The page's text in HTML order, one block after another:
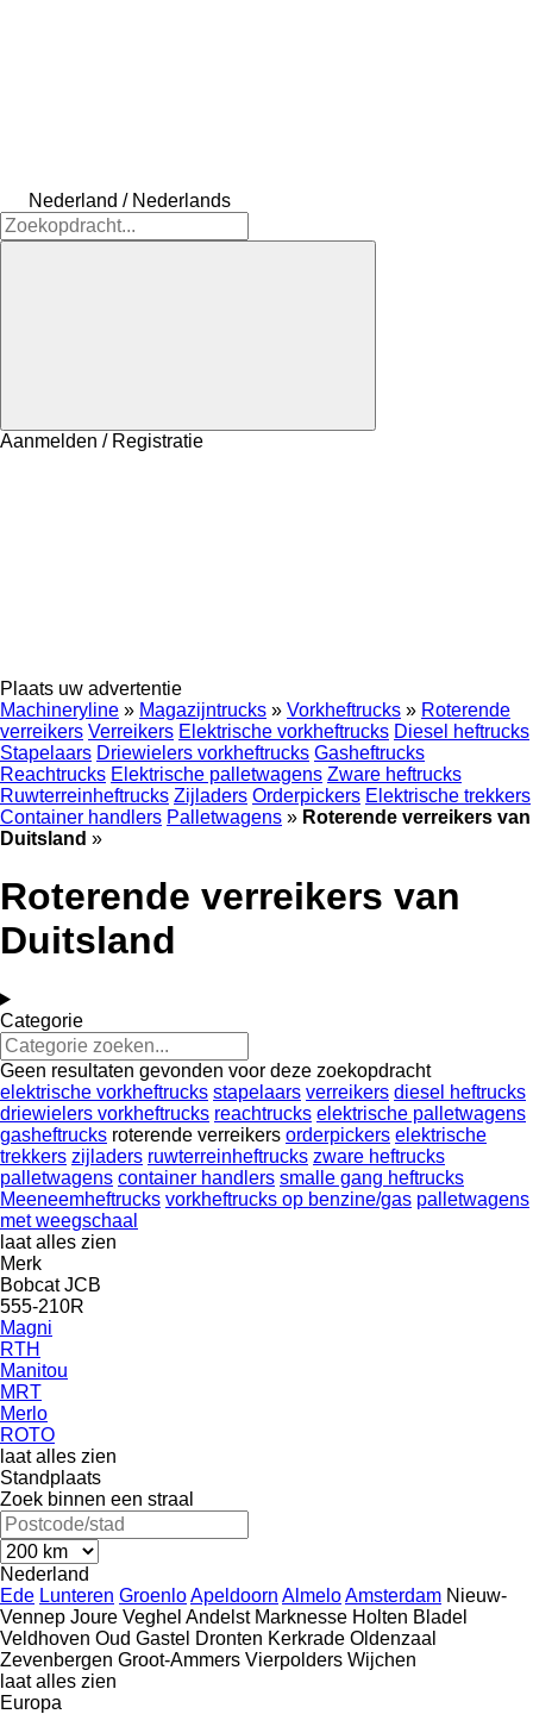
Nederland / Nederlands
Aanmelden / Registratie
Plaats uw advertentie
Machineryline » Magazijntrucks » Vorkheftrucks » Roterende
verreikers Verreikers Elektrische vorkheftrucks Diesel heftrucks
Stapelaars Driewielers vorkheftrucks Gasheftrucks
Reachtrucks Elektrische palletwagens Zware heftrucks
Ruwterreinheftrucks Zijladers Orderpickers Elektrische trekkers
Container handlers Palletwagens » Roterende verreikers van
Duitsland »
Roterende verreikers van
Duitsland
Categorie
Geen resultaten gevonden voor deze zoekopdracht
elektrische vorkheftrucks stapelaars verreikers diesel heftrucks
driewielers vorkheftrucks reachtrucks elektrische palletwagens
gasheftrucks roterende verreikers orderpickers elektrische
trekkers zijladers ruwterreinheftrucks zware heftrucks
palletwagens container handlers smalle gang heftrucks
Meeneemheftrucks vorkheftrucks op benzine/gas palletwagens
met weegschaal
laat alles zien
Merk
Bobcat JCB
555-210R
Magni
RTH
Manitou
MRT
Merlo
ROTO
laat alles zien
Standplaats
Zoek binnen een straal
Nederland
Ede Lunteren GroenloApeldoorn AlmeloAmsterdam Nieuw-
Vennep Joure Veghel Andelst Marknesse Holten Bladel
Veldhoven Oud Gastel Dronten Kerkrade Oldenzaal
Zevenbergen Groot-Ammers Vierpolders Wijchen
laat alles zien
Europa